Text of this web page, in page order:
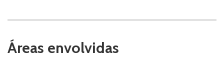
Áreas envolvidas